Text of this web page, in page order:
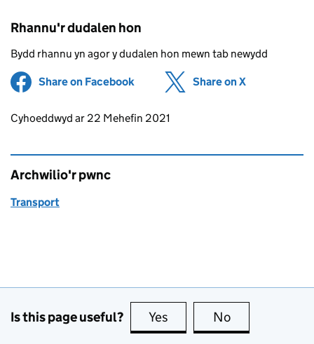
Rhannu'r dudalen hon
Bydd rhannu yn agor y dudalen hon mewn tab newydd
Share on Facebook (opens in new tab)
Share on X
Updates to this page
Cyhoeddwyd ar 22 Mehefin 2021
Archwilio'r pwnc
Transport
Is this page useful? Yes this page is useful
No